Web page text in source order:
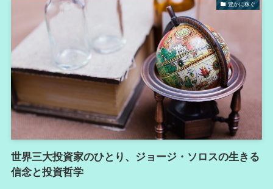
豊かに稼ぐ
世界三大投資家のひとり、ジョージ・ソロスの生きる
信念と投資哲学